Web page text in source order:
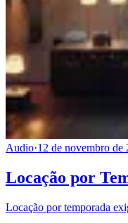
Audio·12 de novembro de
Locação por
Locação por temporada